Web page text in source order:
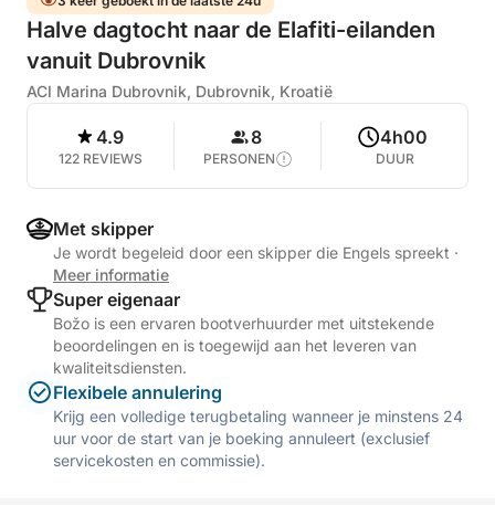
Halve dagtocht naar de Elafiti-eilanden
vanuit Dubrovnik
ACI Marina Dubrovnik, Dubrovnik, Kroatië
4.9
122 REVIEWS
8
PERSONEN
4h00
DUUR
Met skipper
Je wordt begeleid door een skipper die Engels spreekt ·
Meer informatie
Super eigenaar
Božo is een ervaren bootverhuurder met uitstekende
beoordelingen en is toegewijd aan het leveren van
kwaliteitsdiensten.
Flexibele annulering
Krijg een volledige terugbetaling wanneer je minstens 24
uur voor de start van je boeking annuleert (exclusief
servicekosten en commissie).